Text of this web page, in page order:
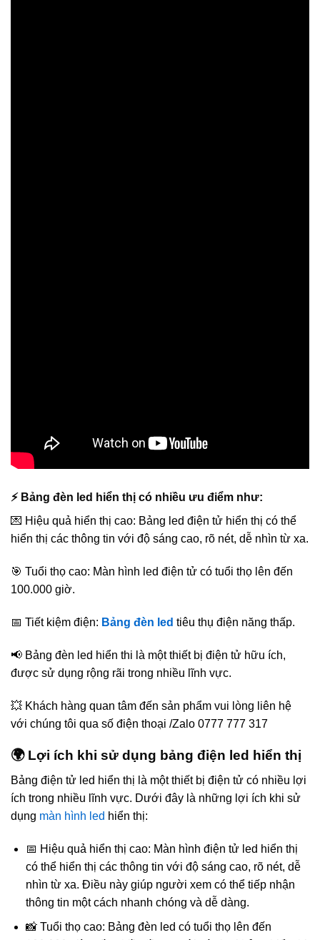
⚡ Bảng đèn led hiển thị có nhiều ưu điểm như:
💌 Hiệu quả hiển thị cao: Bảng led điện tử hiển thị có thể
hiển thị các thông tin với độ sáng cao, rõ nét, dễ nhìn từ xa.
🎯 Tuổi thọ cao: Màn hình led điện tử có tuổi thọ lên đến
100.000 giờ.
📅 Tiết kiệm điện: Bảng đèn led tiêu thụ điện năng thấp.
📢 Bảng đèn led hiển thi là một thiết bị điện tử hữu ích,
được sử dụng rộng rãi trong nhiều lĩnh vực.
💥 Khách hàng quan tâm đến sản phẩm vui lòng liên hệ
với chúng tôi qua số điện thoại /Zalo 0777 777 317
🌍 Lợi ích khi sử dụng bảng điện led hiển thị
Bảng điện tử led hiển thị là một thiết bị điện tử có nhiều lợi
ích trong nhiều lĩnh vực. Dưới đây là những lợi ích khi sử
dụng màn hình led hiển thị:
📅 Hiệu quả hiển thị cao: Màn hình điện tử led hiển thị
có thể hiển thị các thông tin với độ sáng cao, rõ nét, dễ
nhìn từ xa. Điều này giúp người xem có thể tiếp nhận
thông tin một cách nhanh chóng và dễ dàng.
📸 Tuổi thọ cao: Bảng đèn led có tuổi thọ lên đến